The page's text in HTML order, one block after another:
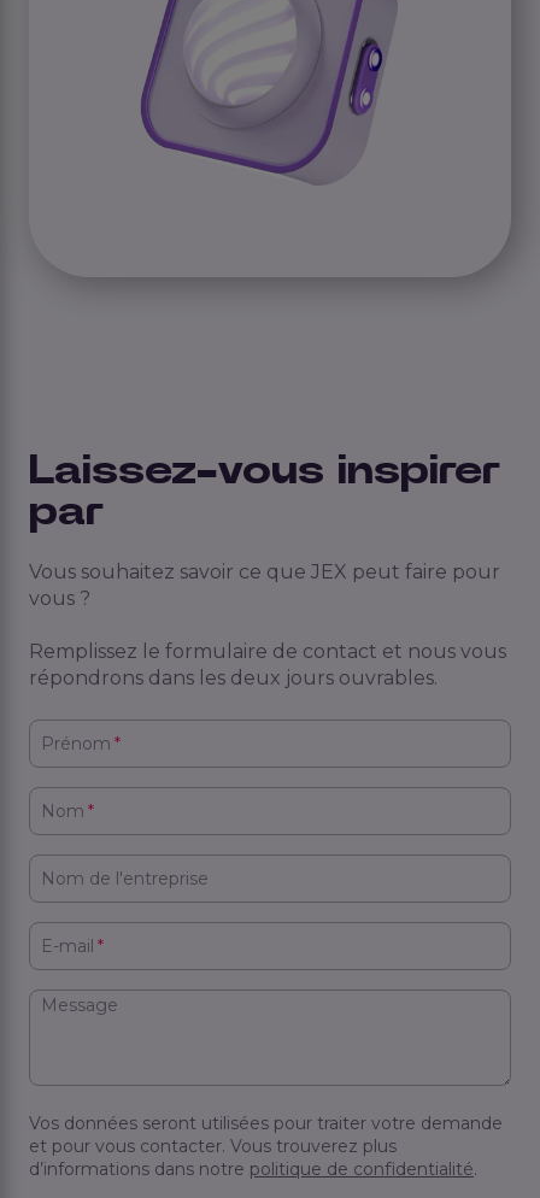
Laissez-vous inspirer
par
Vous souhaitez savoir ce que JEX peut faire pour
vous ?
Remplissez le formulaire de contact et nous vous
répondrons dans les deux jours ouvrables.
Prénom *
Nom *
Nom de l'entreprise
E-mail *
Message
Vos données seront utilisées pour traiter votre demande
et pour vous contacter. Vous trouverez plus
d’informations dans notre politique de confidentialité.